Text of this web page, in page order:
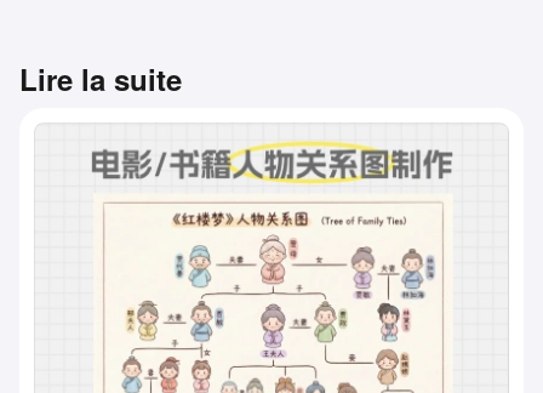
Lire la suite